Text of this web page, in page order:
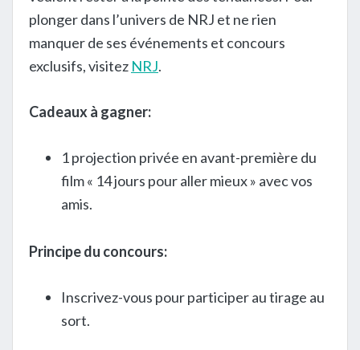
plonger dans l’univers de NRJ et ne rien
manquer de ses événements et concours
exclusifs, visitez NRJ.
Cadeaux à gagner:
1 projection privée en avant-première du
film « 14 jours pour aller mieux » avec vos
amis.
Principe du concours:
Inscrivez-vous pour participer au tirage au
sort.